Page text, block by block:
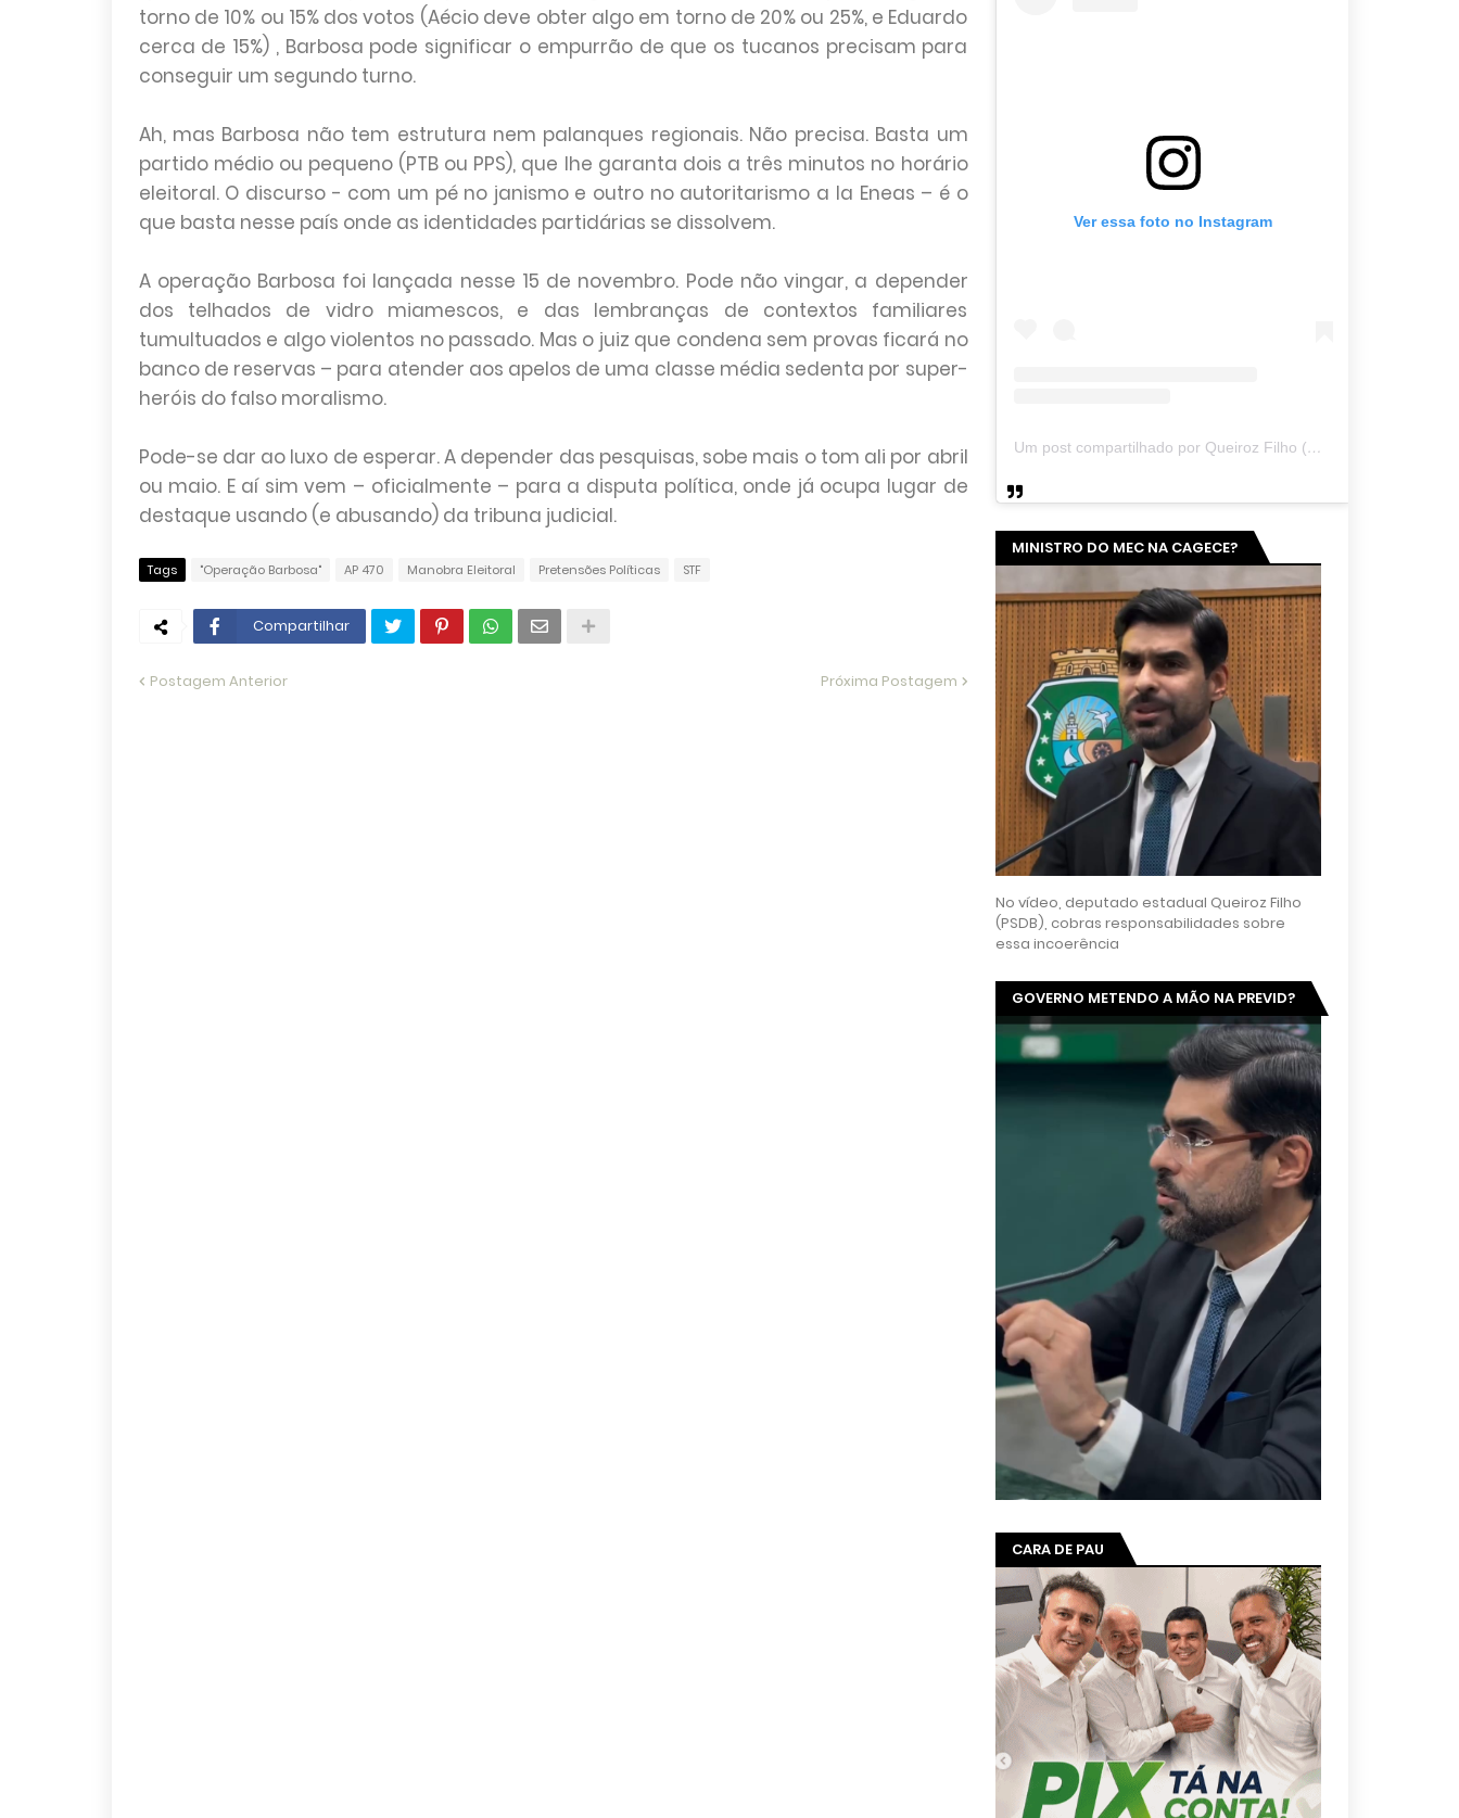
torno de 10% ou 15% dos votos (Aécio deve obter algo em torno de 20% ou 25%, e Eduardo
cerca de 15%) , Barbosa pode significar o empurrão de que os tucanos precisam para
conseguir um segundo turno.
Ah, mas Barbosa não tem estrutura nem palanques regionais. Não precisa. Basta um
partido médio ou pequeno (PTB ou PPS), que lhe garanta dois a três minutos no horário
eleitoral. O discurso - com um pé no janismo e outro no autoritarismo a la Eneas – é o
que basta nesse país onde as identidades partidárias se dissolvem.
A operação Barbosa foi lançada nesse 15 de novembro. Pode não vingar, a depender
dos telhados de vidro miamescos, e das lembranças de contextos familiares
tumultuados e algo violentos no passado. Mas o juiz que condena sem provas ficará no
banco de reservas – para atender aos apelos de uma classe média sedenta por super-
heróis do falso moralismo.
Pode-se dar ao luxo de esperar. A depender das pesquisas, sobe mais o tom ali por abril
ou maio. E aí sim vem – oficialmente – para a disputa política, onde já ocupa lugar de
destaque usando (e abusando) da tribuna judicial.
Tags "Operação Barbosa" AP 470 Manobra Eleitoral Pretensões Políticas STF
Compartilhar
Postagem Anterior Próxima Postagem
Ver essa foto no Instagram
Um post compartilhado por Queiroz Filho (@queirozmfilho)
MINISTRO DO MEC NA CAGECE?
No vídeo, deputado estadual Queiroz Filho
(PSDB), cobras responsabilidades sobre
essa incoerência
GOVERNO METENDO A MÃO NA PREVID?
CARA DE PAU